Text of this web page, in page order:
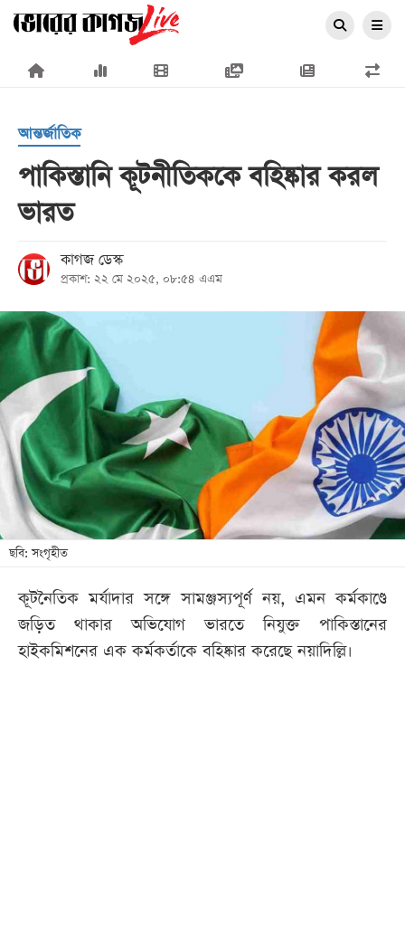
×
প্রচ্ছদ
জাতীয়
রাজনীতি
অর্থনীতি
আন্তর্জাতিক
সারাদেশ
খেলা
বিনোদন
লাইফ
স্টাইল
শিক্ষা
সব
বিভাগ
আন্তর্জাতিক
পাকিস্তানি কূটনীতিককে বহিষ্কার করল
ভারত
কাগজ ডেস্ক
প্রকাশ: ২২ মে ২০২৫, ০৮:৫৪ এএম
ছবি: সংগৃহীত
কূটনৈতিক মর্যাদার সঙ্গে সামঞ্জস্যপূর্ণ নয়, এমন কর্মকাণ্ডে
জড়িত থাকার অভিযোগ ভারতে নিযুক্ত পাকিস্তানের
হাইকমিশনের এক কর্মকর্তাকে বহিষ্কার করেছে নয়াদিল্লি।